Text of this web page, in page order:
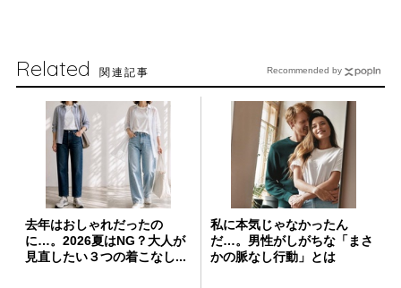
Related 関連記事
去年はおしゃれだったの
に…。2026夏はNG？大人が
見直したい３つの着こなし...
私に本気じゃなかったん
だ…。男性がしがちな「まさ
かの脈なし行動」とは
Recommended by